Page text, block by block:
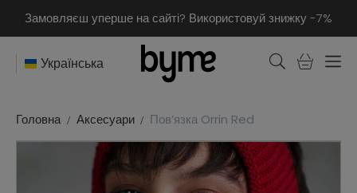
Замовляєш уперше на сайті? Використовуй знижку -7%
Українська
Головна Аксесуари Повʼязка Orrin Red